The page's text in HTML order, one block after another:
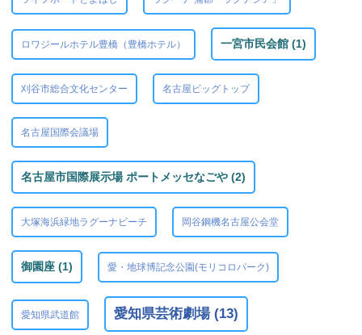
ロワジールホテル豊橋（豊橋ホテル） 一宮市民会館 (1)
刈谷市総合文化センター 名古屋ビッグトップ
名古屋国際会議場
名古屋市国際展示場 ポートメッセなごや (2)
大塚海浜緑地ラグーナビーチ 岡谷鋼機名古屋公会堂
御園座 (1) 愛・地球博記念公園(モリコロパーク)
愛知県武道館 愛知県芸術劇場 (13)